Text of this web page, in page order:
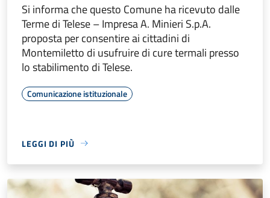
Si informa che questo Comune ha ricevuto dalle
Terme di Telese – Impresa A. Minieri S.p.A.
proposta per consentire ai cittadini di
Montemiletto di usufruire di cure termali presso
lo stabilimento di Telese.
Comunicazione istituzionale
LEGGI DI PIÙ